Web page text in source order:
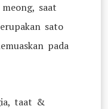
saat
sato
pada
taat &